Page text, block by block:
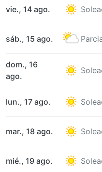
vie., 14 ago.
sáb., 15 ago.
dom., 16
ago.
lun., 17 ago.
mar., 18 ago.
mié., 19 ago.